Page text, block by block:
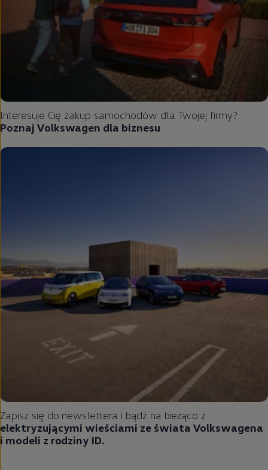
Interesuje Cię zakup samochodów dla Twojej firmy?
Poznaj Volkswagen dla biznesu
Zapisz się do newslettera i bądź na bieżąco z
elektryzującymi wieściami ze świata Volkswagena
i modeli z rodziny ID.